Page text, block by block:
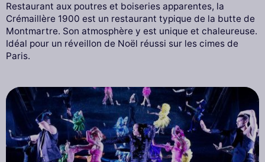
Restaurant aux poutres et boiseries apparentes, la
Crémaillère 1900 est un restaurant typique de la butte de
Montmartre. Son atmosphère y est unique et chaleureuse.
Idéal pour un réveillon de Noël réussi sur les cimes de
Paris.